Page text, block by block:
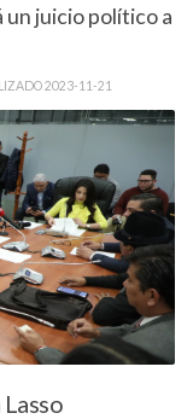
un juicio político a
2023-11-21
Lasso